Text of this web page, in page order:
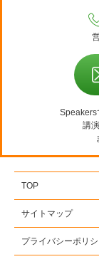
Speakers
講
TOP
サイトマップ
プライバシーポリ